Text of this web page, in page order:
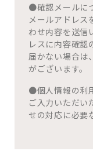
●確認メールに
メールアドレス
わせ内容を送信
レスに内容確認
届かない場合は
がございます。
●個人情報の利
ご入力いただい
せの対応に必要